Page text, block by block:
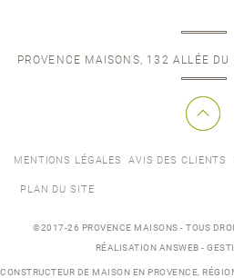
PROVENCE MAISONS, 132 ALLÉE
MENTIONS LÉGALES AVIS DES CLIENTS
PLAN DU SITE
©2017-26 PROVENCE MAISONS - TOUS
RÉALISATION ANSWEB -
CONSTRUCTEUR DE MAISON EN PROVENCE,